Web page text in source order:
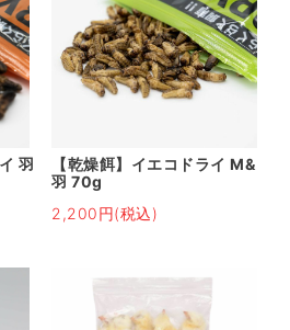
羽
【乾燥餌】イエコドライ M&
羽 70g
2,200円(税込)